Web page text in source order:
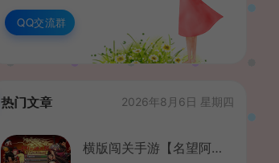
QQ交流群
热门文章 2026年8月6日 星期四
横版闯关手游【名望阿拉德70版本解锁版】最新整理Linux手工服务端+安卓苹果双端+运营后台+GM授权后台+详细搭建教程